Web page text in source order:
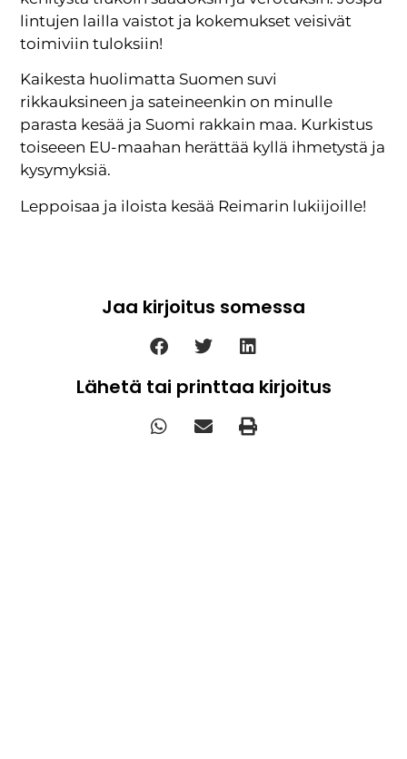
lintujen lailla vaistot ja kokemukset veisivät
toimiviin tuloksiin!
Kaikesta huolimatta Suomen suvi
rikkauksineen ja sateineenkin on minulle
parasta kesää ja Suomi rakkain maa. Kurkistus
toiseeen EU-maahan herättää kyllä ihmetystä ja
kysymyksiä.
Leppoisaa ja iloista kesää Reimarin lukiijoille!
Jaa kirjoitus somessa
Lähetä tai printtaa kirjoitus